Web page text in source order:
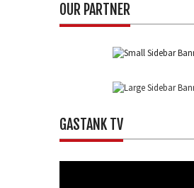
OUR PARTNER
GASTANK TV